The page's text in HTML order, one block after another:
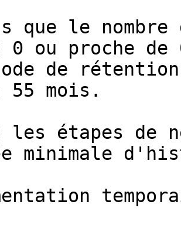
que le nombre
ou proche de
de rétention
55 mois.
les étapes de
minimale